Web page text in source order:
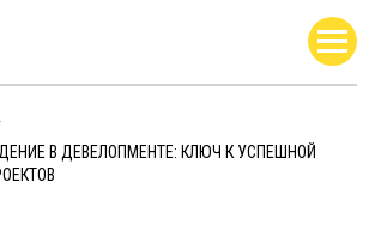
В ДЕВЕЛОПМЕНТЕ: КЛЮЧ К УСПЕШНОЙ